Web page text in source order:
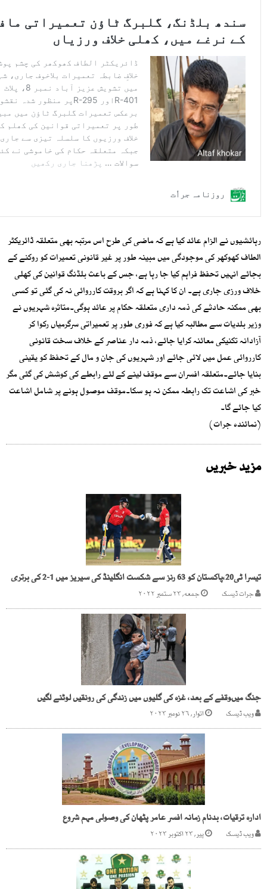
رہائشیوں نے الزام عائد کیا ہے کہ ماضی کی طرح اس مرتبہ بھی متعلقہ ڈائریکٹر
الطاف کھوکھر کی موجودگی میں مبینہ طور پر غیر قانونی تعمیرات کو روکنے کے
بجائے انہیں تحفظ فراہم کیا جا رہا ہے، جس کے باعث بلڈنگ قوانین کی کھلی
خلاف ورزی جاری ہے۔ ان کا کہنا ہے کہ اگر بروقت کارروائی نہ کی گئی تو کسی
بھی ممکنہ حادثے کی ذمہ داری متعلقہ حکام پر عائد ہوگی۔متاثرہ شہریوں نے
وزیر بلدیات سے مطالبہ کیا ہے کہ فوری طور پر تعمیراتی سرگرمیاں رکوا کر
آزادانہ تکنیکی معائنہ کرایا جائے، ذمہ دار عناصر کے خلاف سخت قانونی
کارروائی عمل میں لائی جائے اور شہریوں کی جان و مال کے تحفظ کو یقینی
بنایا جائے۔متعلقہ افسران سے موقف لینے کے لئے رابطے کی کوشش کی گئی مگر
خبر کی اشاعت تک رابطہ ممکن نہ ہو سکا۔موقف موصول ہونے پر شامل اشاعت
کیا جائے گا۔
(نمائندہ جرات)
مزید خبریں
تیسرا ٹی20،پاکستان کو 63 رنز سے شکست انگلینڈ کی سیریز میں 1-2 کی برتری
جرات ڈیسک جمعه, ۲۳ ستمبر ۲۰۲۲
جنگ میںوقفے کے بعد، غزہ کی گلیوں میں زندگی کی رونقیں لوٹنے لگیں
ویب ڈیسک اتوار, ۲۶ نومبر ۲۰۲۳
ادارہ ترقیات، بدنام زمانہ افسر عامر پٹھان کی وصولی مہم شروع
ویب ڈیسک پیر, ۲۳ اکتوبر ۲۰۲۳